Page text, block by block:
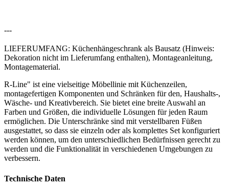
---
LIEFERUMFANG: Küchenhängeschrank als Bausatz (Hinweis:
Dekoration nicht im Lieferumfang enthalten), Montageanleitung,
Montagematerial.
R-Line" ist eine vielseitige Möbellinie mit Küchenzeilen,
montagefertigen Komponenten und Schränken für den, Haushalts-,
Wäsche- und Kreativbereich. Sie bietet eine breite Auswahl an
Farben und Größen, die individuelle Lösungen für jeden Raum
ermöglichen. Die Unterschränke sind mit verstellbaren Füßen
ausgestattet, so dass sie einzeln oder als komplettes Set konfiguriert
werden können, um den unterschiedlichen Bedürfnissen gerecht zu
werden und die Funktionalität in verschiedenen Umgebungen zu
verbessern.
Technische Daten